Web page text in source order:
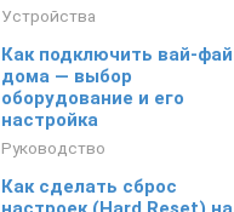
Устройства
Как подключить вай-фай
дома — выбор
оборудование и его
настройка
Руководство
Как сделать сброс